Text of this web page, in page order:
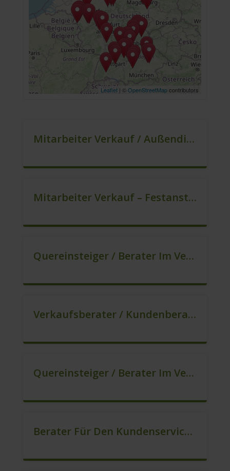
Leaflet | ©OpenStreetMapcontributors
Mitarbeiter Verkauf / Außendienst (m/w/d)
Mitarbeiter Verkauf – Festanstellung (m/w/d)
Quereinsteiger / Berater Im Vertrieb In VZ/TZ (m/w/d)
Verkaufsberater / Kundenberater – Ab Sofort (m/w/d)
Quereinsteiger / Berater Im Vertrieb (m/w/d)
Berater Für Den Kundenservice In VZ/TZ (m/w/d)